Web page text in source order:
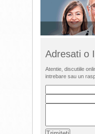
Adresati o
Atentie, discutiile
intrebare sau un